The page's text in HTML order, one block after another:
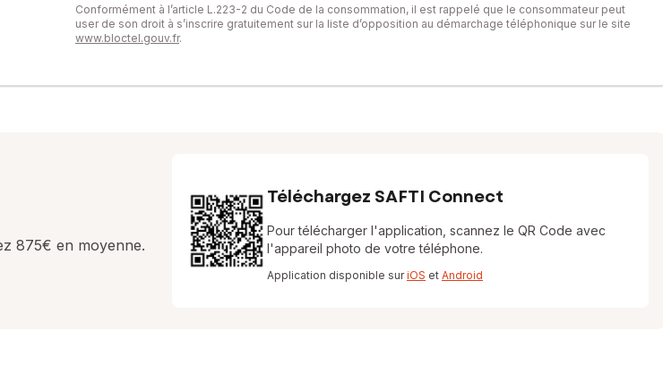
Conformément à l’article L.223-2 du Code de la consommation, il est rappelé que le consommateur peut
user de son droit à s’inscrire gratuitement sur la liste d’opposition au démarchage téléphonique sur le site
www.bloctel.gouv.fr.
875€ en moyenne.
Téléchargez SAFTI Connect
Pour télécharger l'application, scannez le QR Code avec
l'appareil photo de votre téléphone.
Application disponible suriOS et Android